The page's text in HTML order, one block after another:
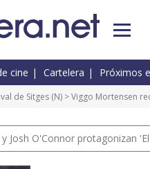
cine Cartelera Próximos
de Sitges (N) > Viggo Mortensen
Josh O'Connor protagonizan